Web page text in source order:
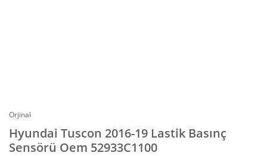
Orjinal
Hyundai Tuscon 2016-19 Lastik Basınç
Sensörü Oem 52933C1100